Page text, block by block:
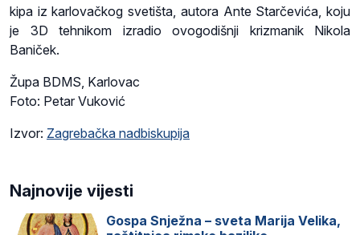
kipa iz karlovačkog svetišta, autora Ante Starčevića, koju
je 3D tehnikom izradio ovogodišnji krizmanik Nikola
Baniček.
Župa BDMS, Karlovac
Foto: Petar Vuković
Izvor: Zagrebačka nadbiskupija
Najnovije vijesti
Gospa Snježna – sveta Marija Velika,